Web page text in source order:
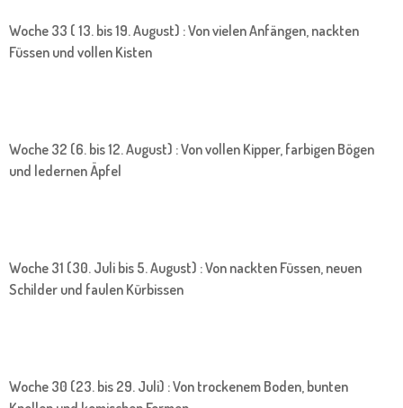
Woche 33 ( 13. bis 19. August) : Von vielen Anfängen, nackten
Füssen und vollen Kisten
Woche 32 (6. bis 12. August) : Von vollen Kipper, farbigen Bögen
und ledernen Äpfel
Woche 31 (30. Juli bis 5. August) : Von nackten Füssen, neuen
Schilder und faulen Kürbissen
Woche 30 (23. bis 29. Juli) : Von trockenem Boden, bunten